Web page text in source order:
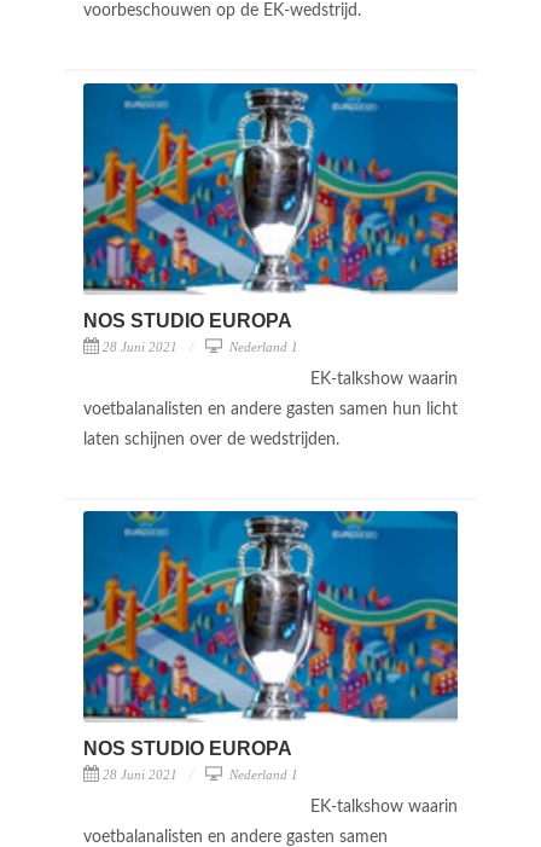
voorbeschouwen op de EK-wedstrijd.
NOS STUDIO EUROPA
28 Juni 2021 Nederland 1
EK-talkshow waarin
voetbalanalisten en andere gasten samen hun licht
laten schijnen over de wedstrijden.
NOS STUDIO EUROPA
28 Juni 2021 Nederland 1
EK-talkshow waarin
voetbalanalisten en andere gasten samen